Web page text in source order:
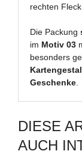
rechten
Die Packung
im Motiv 03
besonders
Geschenke.
DIESE
AUCH